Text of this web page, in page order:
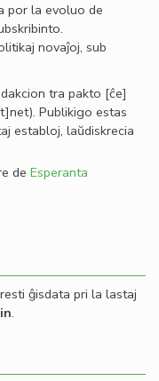
por la evoluo de
novaĵoj, sub
tra pakto [ĉe]
. Publikigo estas
establoj, laŭdiskrecia
de Esperanta
ĝisdata pri la lastaj
.